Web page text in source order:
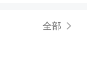
全部